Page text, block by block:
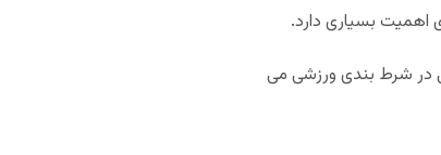
بسیاری دارد.
در شرط بندی ورزشی می